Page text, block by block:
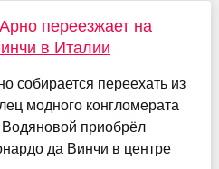
переезжает на
в Италии
собирается переехать из
модного конгломерата
Водяновой приобрёл
да Винчи в центре